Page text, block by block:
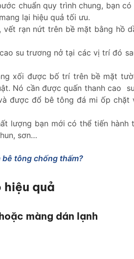
chuẩn quy trình chung, bạn có
lại hiệu quả tối ưu.
rạn nứt trên bề mặt bằng hồ
su trương nở tại các vị trí đó
xối được bố trí trên bề mặt
Nó cần được quấn thanh cao
được đổ bê tông đá mi ốp chặt
lượng bạn mới có thể tiến hành
sơn…
bê tông chống thấm?
quả
màng dán lạnh